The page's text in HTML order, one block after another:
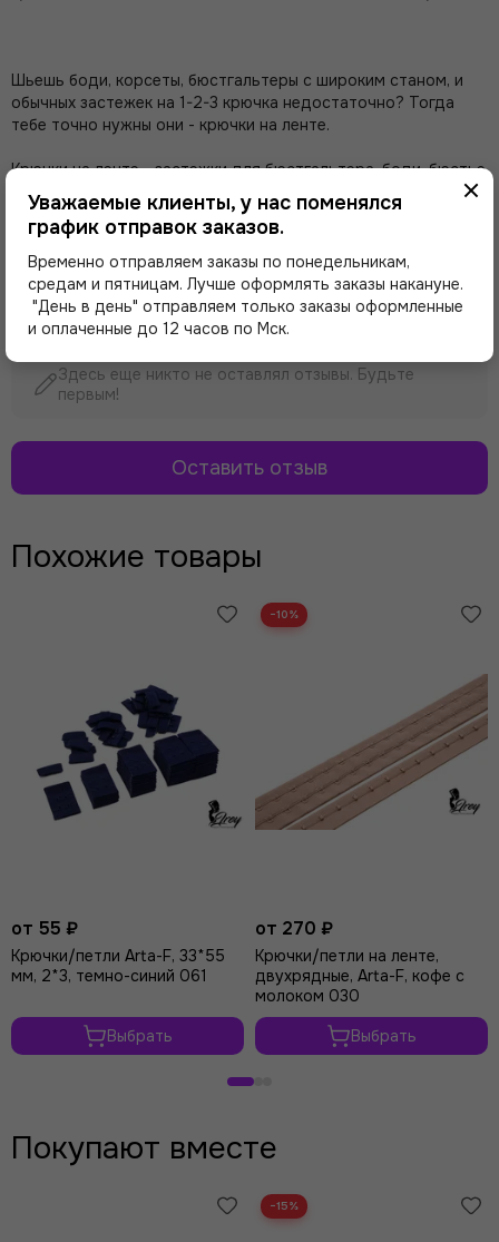
Шьешь боди, корсеты, бюстгальтеры с широким станом, и
обычных застежек на 1-2-3 крючка недостаточно? Тогда
тебе точно нужны они - крючки на ленте.
Крючки на ленте - застежки для бюстгальтера, боди, бюстье
- производства латвийской фабрики Arta-F (Арта-Ф).
Застежки состоят из 2 частей: крючки и петли (крючок /
петля).
Отзывы о товаре
Здесь еще никто не оставлял отзывы. Будьте
первым!
Оставить отзыв
Похожие товары
от 55 ₽
Крючки/петли Arta-F, 33*55
мм, 2*3, темно-синий 061
Выбрать
−10%
от 270 ₽
Крючки/петли на ленте,
двухрядные, Arta-F, кофе с
молоком 030
Выбрать
Покупают вместе
−15%
Уважаемые клиенты, у нас поменялся
график отправок заказов.
Временно отправляем заказы по понедельникам,
средам и пятницам. Лучше оформлять заказы накануне.
"День в день" отправляем только заказы оформленные
и оплаченные до 12 часов по Мск.